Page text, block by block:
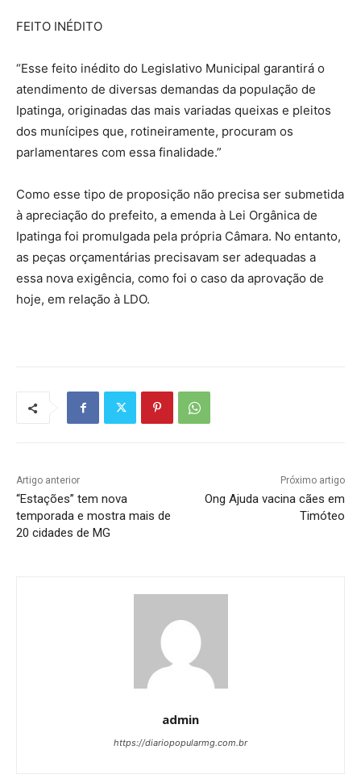
FEITO INÉDITO
“Esse feito inédito do Legislativo Municipal garantirá o
atendimento de diversas demandas da população de
Ipatinga, originadas das mais variadas queixas e pleitos
dos munícipes que, rotineiramente, procuram os
parlamentares com essa finalidade.”
Como esse tipo de proposição não precisa ser submetida
à apreciação do prefeito, a emenda à Lei Orgânica de
Ipatinga foi promulgada pela própria Câmara. No entanto,
as peças orçamentárias precisavam ser adequadas a
essa nova exigência, como foi o caso da aprovação de
hoje, em relação à LDO.
Artigo anterior
“Estações” tem nova
temporada e mostra mais de
20 cidades de MG
Próximo artigo
Ong Ajuda vacina cães em
Timóteo
admin
https://diariopopularmg.com.br